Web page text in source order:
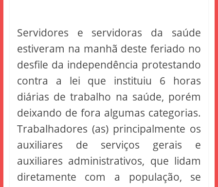
Servidores e servidoras da saúde
estiveram na manhã deste feriado no
desfile da independência protestando
contra a lei que instituiu 6 horas
diárias de trabalho na saúde, porém
deixando de fora algumas categorias.
Trabalhadores (as) principalmente os
auxiliares de serviços gerais e
auxiliares administrativos, que lidam
diretamente com a população, se